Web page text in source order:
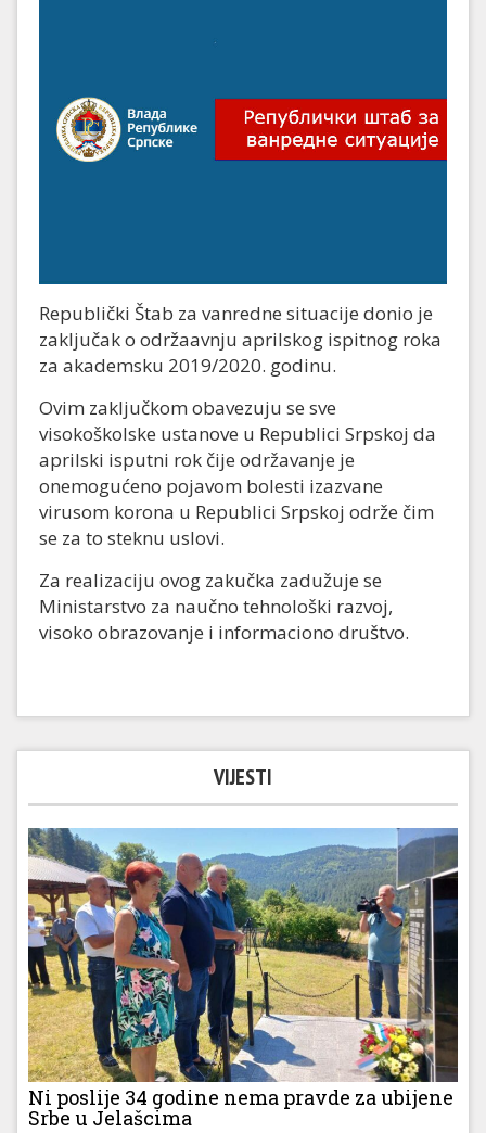
Republički Štab za vanredne situacije donio je
zaključak o održaavnju aprilskog ispitnog roka
za akademsku 2019/2020. godinu.
Ovim zaključkom obavezuju se sve
visokoškolske ustanove u Republici Srpskoj da
aprilski isputni rok čije održavanje je
onemogućeno pojavom bolesti izazvane
virusom korona u Republici Srpskoj održe čim
se za to steknu uslovi.
Za realizaciju ovog zakučka zadužuje se
Ministarstvo za naučno tehnološki razvoj,
visoko obrazovanje i informaciono društvo.
VIJESTI
Ni poslije 34 godine nema pravde za ubijene
Srbe u Jelašcima